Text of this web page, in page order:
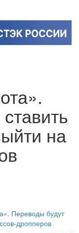
на
Переводы будут
дропперов